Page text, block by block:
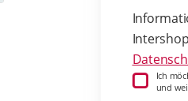
Ich
und